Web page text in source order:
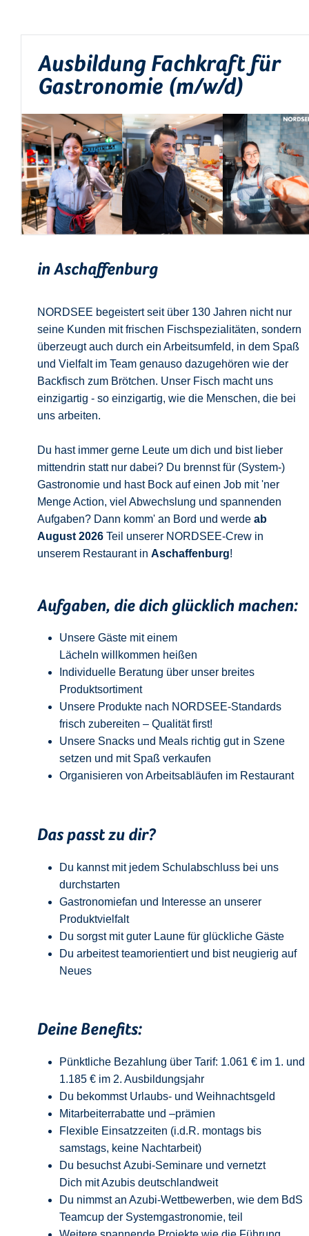
Ausbildung Fachkraft für
Gastronomie (m/w/d)
in Aschaffenburg
NORDSEE begeistert seit über 130 Jahren nicht nur
seine Kunden mit frischen Fischspezialitäten, sondern
überzeugt auch durch ein Arbeitsumfeld, in dem Spaß
und Vielfalt im Team genauso dazugehören wie der
Backfisch zum Brötchen. Unser Fisch macht uns
einzigartig - so einzigartig, wie die Menschen, die bei
uns arbeiten.
Du hast immer gerne Leute um dich und bist lieber
mittendrin statt nur dabei? Du brennst für (System-)
Gastronomie und hast Bock auf einen Job mit 'ner
Menge Action, viel Abwechslung und spannenden
Aufgaben? Dann komm' an Bord und werde ab
August 2026 Teil unserer NORDSEE-Crew in
unserem Restaurant in Aschaffenburg!
Aufgaben, die dich glücklich machen:
Unsere Gäste mit einem
Lächeln willkommen heißen
Individuelle Beratung über unser breites
Produktsortiment
Unsere Produkte nach NORDSEE-Standards
frisch zubereiten – Qualität first!
Unsere Snacks und Meals richtig gut in Szene
setzen und mit Spaß verkaufen
Organisieren von Arbeitsabläufen im Restaurant
Das passt zu dir?
Du kannst mit jedem Schulabschluss bei uns
durchstarten
Gastronomiefan und
Interesse an unserer
Produktvielfalt
Du sorgst mit guter Laune für glückliche Gäste
Du arbeitest teamorientiert und bist neugierig auf
Neues
Deine Benefits:
Pünktliche Bezahlung über Tarif: 1.061 € im 1. und
1.185 € im 2. Ausbildungsjahr
Du bekommst Urlaubs- und Weihnachtsgeld
Mitarbeiterrabatte und –prämien
Flexible Einsatzzeiten (i.d.R. montags bis
samstags, keine Nachtarbeit)
Du besuchst Azubi-Seminare und vernetzt
Dich mit Azubis deutschlandweit
Du nimmst an Azubi-Wettbewerben, wie dem BdS
Teamcup der Systemgastronomie, teil